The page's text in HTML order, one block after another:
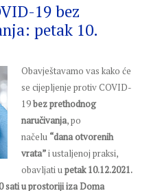
19 bez
petak 10.
Obavještavamo vas kako će
se cijepljenje protiv COVID-
19bez prethodnog
naručivanja, po
načelu “dana otvorenih
vrata”i ustaljenoj praksi,
obavljati upetak 10.12.2021.
sati u prostorijiiza Doma